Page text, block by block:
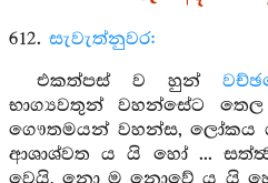
612. සැවැත්නුවර:
එකත්පස් ව හුන්
භාග්‍යවතුන් වහන්සේට
ගෞතමයන් වහන්ස, ලෝකය
ආශාශ්වත ය යි හෝ ...